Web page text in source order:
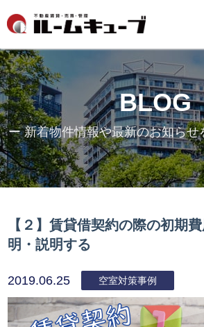
BLOG
ー 新着物件情報や最新のお知らせ
【２】賃貸借契約の際の初期
明・説明する
2019.06.25 空室対策事例